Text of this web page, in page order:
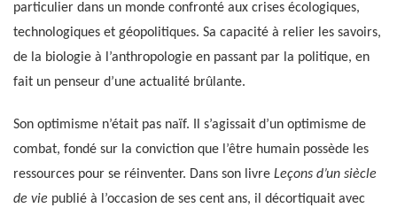
particulier dans un monde confronté aux crises écologiques,
technologiques et géopolitiques. Sa capacité à relier les savoirs,
de la biologie à l’anthropologie en passant par la politique, en
fait un penseur d’une actualité brûlante.
Son optimisme n’était pas naïf. Il s’agissait d’un optimisme de
combat, fondé sur la conviction que l’être humain possède les
ressources pour se réinventer. Dans son livre Leçons d’un siècle
de vie publié à l’occasion de ses cent ans, il décortiquait avec